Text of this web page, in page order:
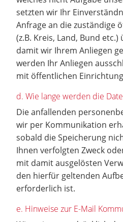
setzten wir Ihr
Anfrage an die zuständige
(z.B. Kreis, Land, Bund
damit wir Ihrem Anliegen
werden Ihr Anliegen
mit öffentlichen
d. Wie lange werden die
Die anfallenden
wir per Kommunikation
sobald die Speicherung
Ihnen verfolgten Zweck
mit damit ausgelösten
den hierfür geltenden
erforderlich ist.
e. Hinweise zur E-Mail